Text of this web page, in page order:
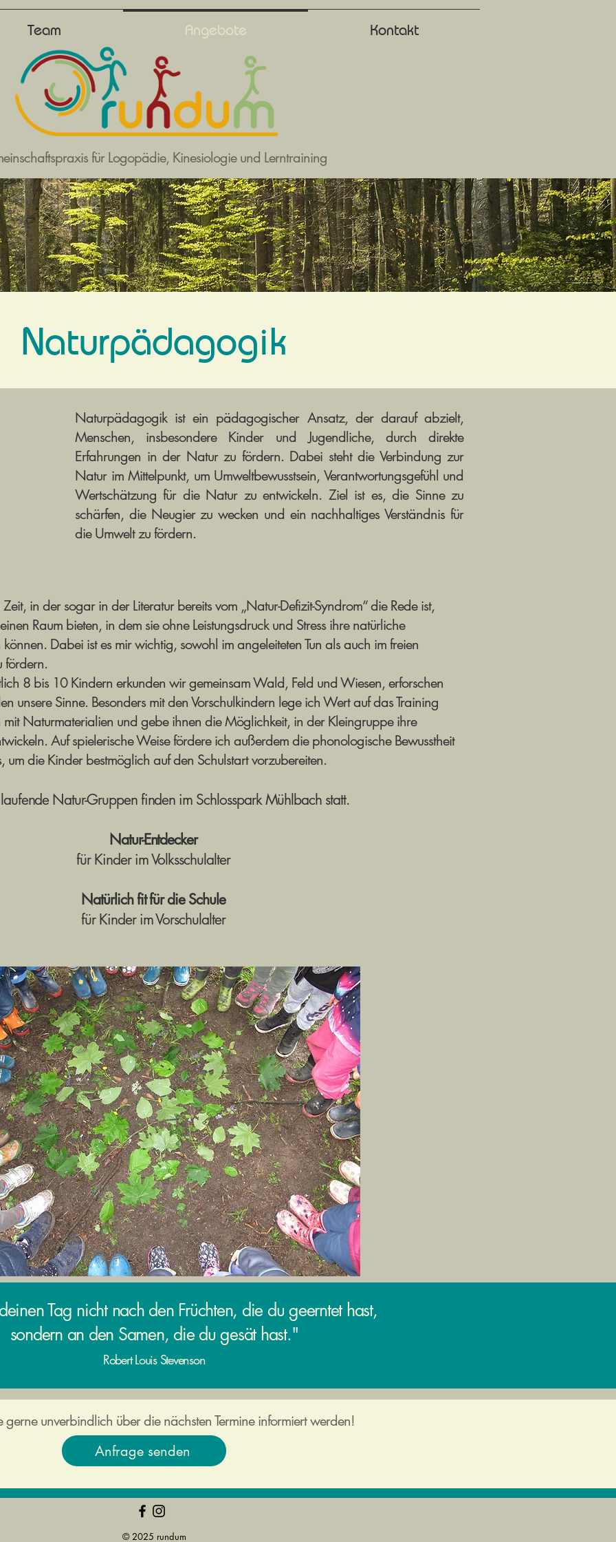
Team Angebote Kontakt
für Logopädie, Kinesiologie und Lerntraining
Naturpädagogik
Naturpädagogik ist ein pädagogischer Ansatz, der darauf abzielt,
Menschen, insbesondere Kinder und Jugendliche, durch direkte
Erfahrungen in der Natur zu fördern. Dabei steht die Verbindung zur
Natur im Mittelpunkt, um Umweltbewusstsein, Verantwortungsgefühl und
Wertschätzung für die Natur zu entwickeln. Ziel ist es, die Sinne zu
schärfen, die Neugier zu wecken und ein nachhaltiges Verständnis für
die Umwelt zu fördern.
in der sogar in der Literatur bereits vom „Natur-Defizit-Syndrom“ die Rede ist,
Raum bieten, in dem sie ohne Leistungsdruck und Stress ihre natürliche
Dabei ist es mir wichtig, sowohl im angeleiteten Tun als auch im freien
fördern.
8 bis 10 Kindern erkunden wir gemeinsam Wald, Feld und Wiesen, erforschen
unsere Sinne. Besonders mit den Vorschulkindern lege ich Wert auf das Training
mit Naturmaterialien und gebe ihnen die Möglichkeit, in der Kleingruppe ihre
Auf spielerische Weise fördere ich außerdem die phonologische Bewusstheit
die Kinder bestmöglich auf den Schulstart vorzubereiten.
Natur-Gruppen finden im Schlosspark Mühlbach statt.
Natur-Entdecker
für Kinder im Volksschulalter
Natürlich fit für die Schule
für Kinder im Vorschulalter
Tag nicht nach den Früchten, die du geerntet hast,
sondern an den Samen, die du gesät hast."
Robert Louis Stevenson
gerne unverbindlich über die nächsten Termine informiert werden!
Anfrage senden
© 2025 rundum